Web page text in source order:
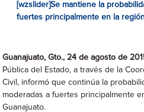
[wzslider]Se mantiene la
fuertes principalmente en la
Guanajuato, Gto., 24 de agosto de
Pública del Estado, a través de la
Civil, informó que continúa la
moderadas a fuertes principalmente
Guanajuato.